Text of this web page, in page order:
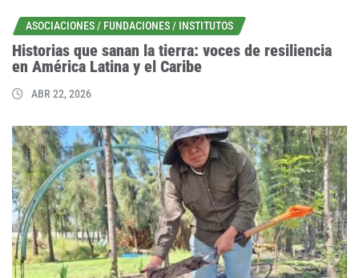
ASOCIACIONES / FUNDACIONES / INSTITUTOS
Historias que sanan la tierra: voces de resiliencia
en América Latina y el Caribe
ABR 22, 2026